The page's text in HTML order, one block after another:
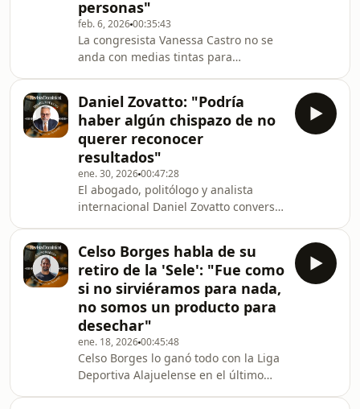
“un híbrido” entre los partidos
políticos estructurados como
Liberación Nacional y el Frente Amplio
(que mantendrán representación en
el Congreso), y
personas"
feb. 6, 202600:35:43
La congresista Vanessa Castro no se
anda con medias tintas para
reprendieron la falta de criticidad y
control político de la fracción
socialcristiana para con el gobierno
de Rodrigo Chaves. Por eso, Castro
sostiene que el PUSC deberá
enfrentar un proceso de reflexión,
que incluye &quot;barrer para
afuera&quot; a algunas person
Daniel Zovatto: "Podría
haber algún chispazo de no
querer reconocer
resultados"
ene. 30, 202600:47:28
El abogado, politólogo y analista
internacional Daniel Zovatto conversó
habrá en Latinoamérica en 2026, la
posible influencia que jugará Estados
Unidos y el presidente Donald Trump
en estas votaciones, y habló sobre el
&quot;negacionismo electoral&quot;,
es decir, los políticos que se niegan a
reconocer resultados electorales fia
Celso Borges habla de su
retiro de la 'Sele': "Fue como
si no sirviéramos para nada,
no somos un producto para
desechar"
ene. 18, 202600:45:48
Celso Borges lo ganó todo con la Liga
Deportiva Alajuelense en el último